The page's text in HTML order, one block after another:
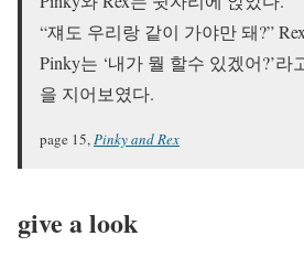
“쟤도 우리랑 같이 가야만 돼?”
Pinky는 ‘내가 뭘 할수 있겠어?’라
을 지어보였다.
page 15, Pinky and Rex
give a look